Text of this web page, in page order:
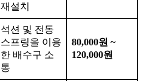
재설치
석션 및 전동
스프링을 이용
한 배수구 소
통
80,000원 ~
120,000원